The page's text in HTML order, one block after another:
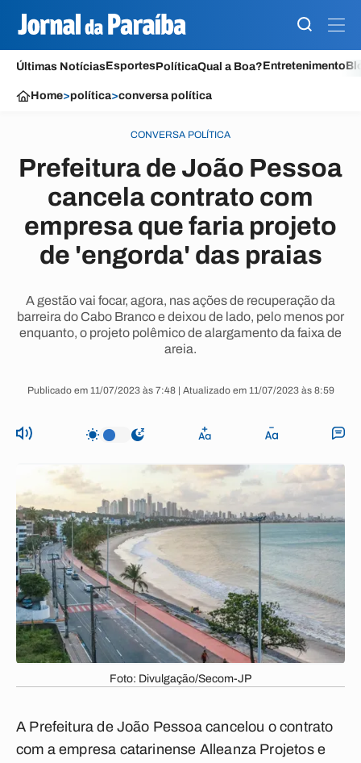
Últimas NotíciasEsportesPolíticaQual a Boa?Entretenimento
Home>política>conversa política
CONVERSA POLÍTICA
Prefeitura de João Pessoa
cancela contrato com
empresa que faria projeto
de 'engorda' das praias
A gestão vai focar, agora, nas ações de recuperação da
barreira do Cabo Branco e deixou de lado, pelo menos por
enquanto, o projeto polêmico de alargamento da faixa de
areia.
Publicado em 11/07/2023 às 7:48 | Atualizado em 11/07/2023 às 8:59
Foto: Divulgação/Secom-JP
A Prefeitura de João Pessoa cancelou o contrato
com a empresa catarinense Alleanza Projetos e